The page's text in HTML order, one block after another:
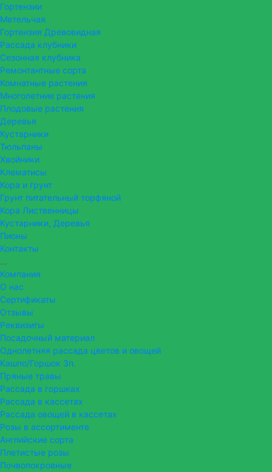
Гортензии
Метельчая
Гортензия Древовидная
Рассада клубники
Сезонная клубника
Ремонтантные сорта
Комнатные растения
Многолетние растения
Плодовые растения
Деревья
Кустарники
Тюльпаны
Хвойники
Клематисы
Кора и грунт
Грунт питательный торфяной
Кора Лиственницы
Кустарники, Деревья
Пионы
Контакты
...
Компания
О нас
Сертификаты
Отзывы
Реквизиты
Посадочный материал
Однолетняя рассада цветов и овощей
Кашпо/Горшок 3п.
Пряные травы
Рассада в горшках
Рассада в кассетах
Рассада овощей в кассетах
Розы в ассортименте
Английские сорта
Плетистые розы
Почвопокровные